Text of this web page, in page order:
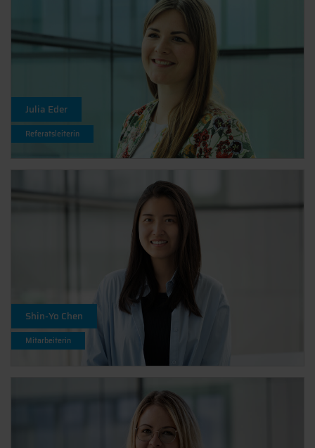
Julia Eder
Referatsleiterin
Shin-Yo Chen
Mitarbeiterin